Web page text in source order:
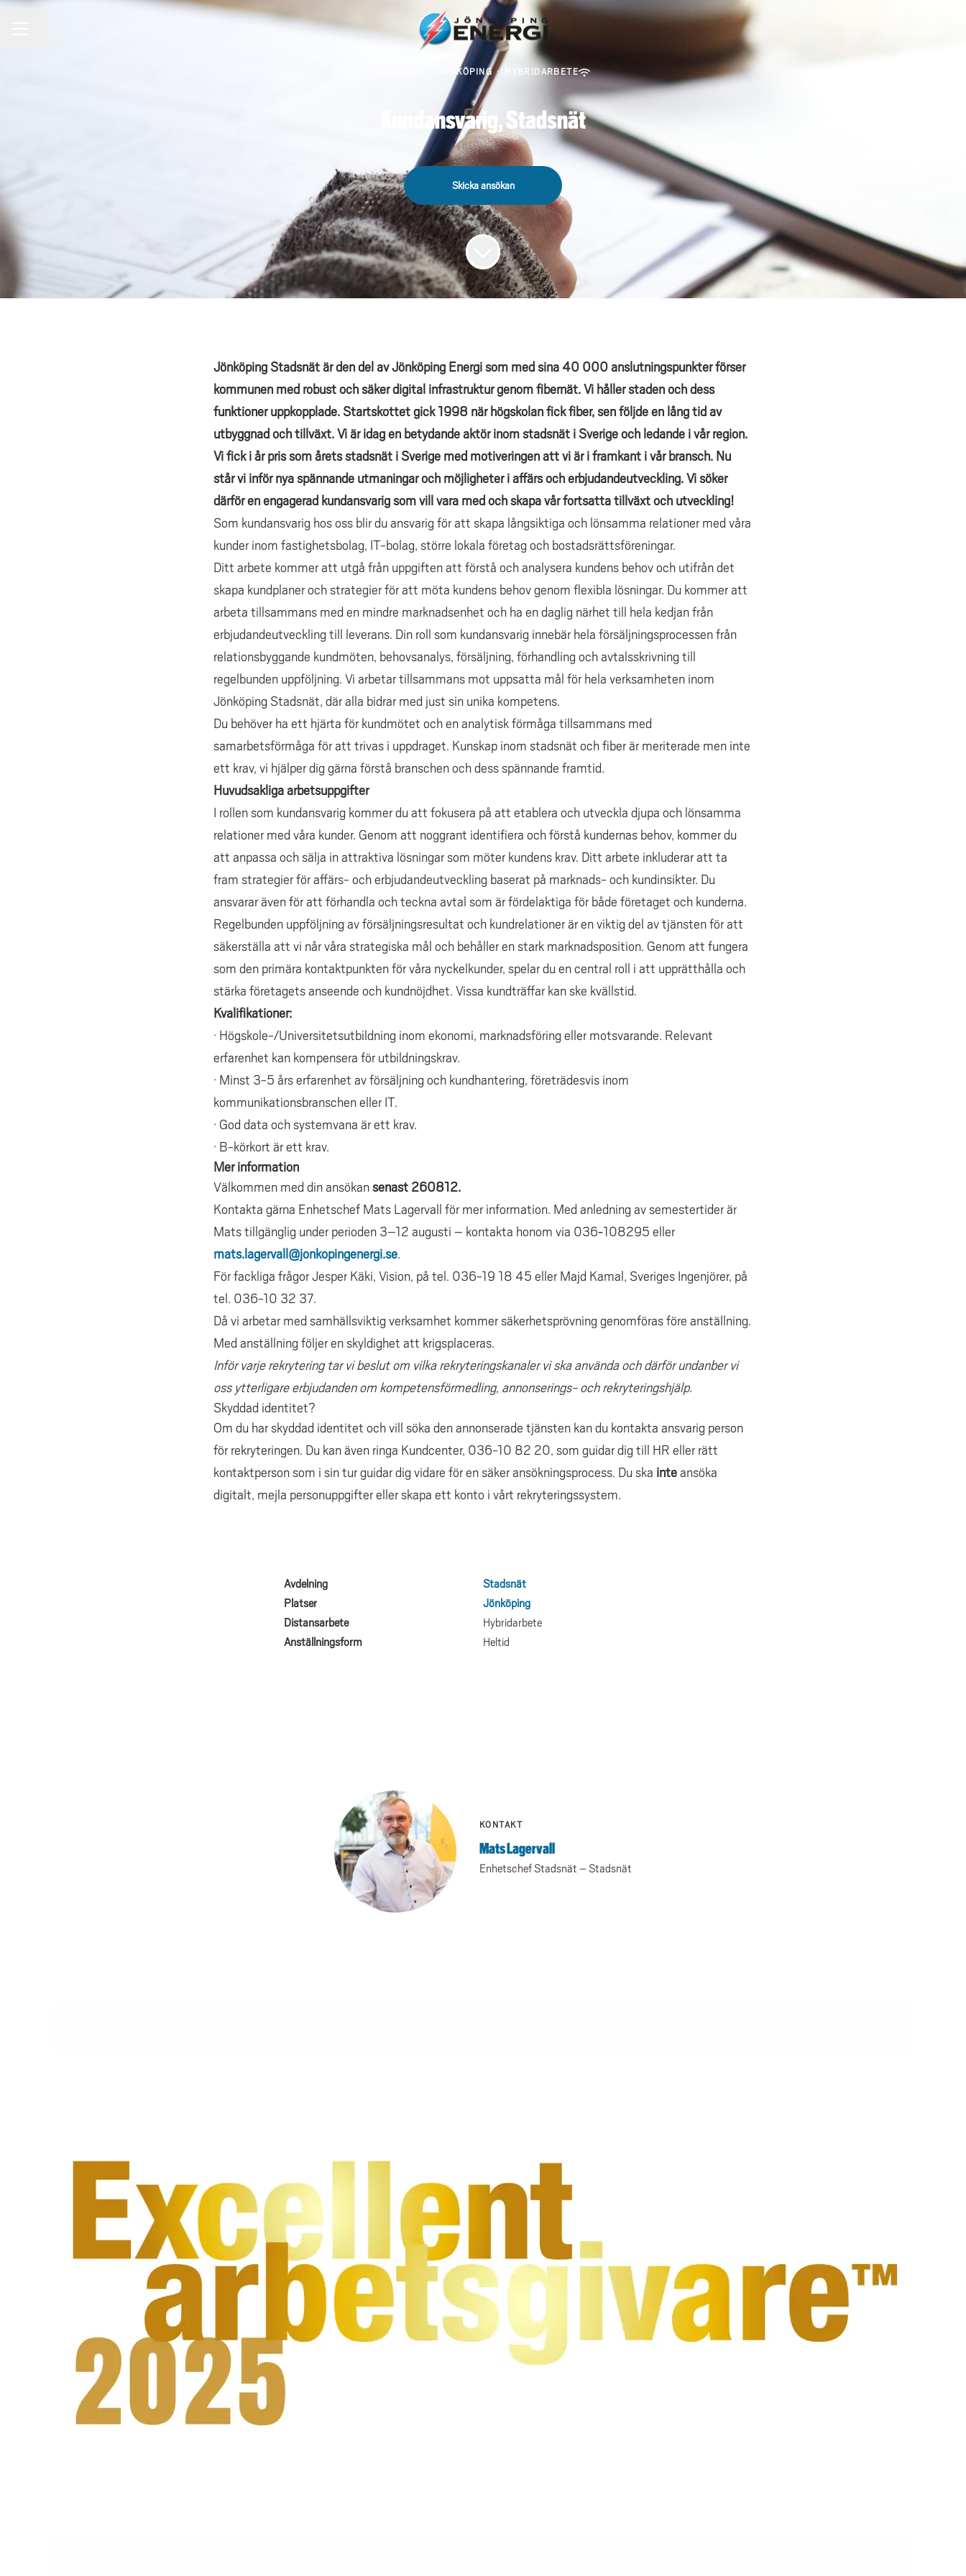
JÖNKÖPING · HYBRIDARBETE
Kundansvarig, Stadsnät
Skicka ansökan
Jönköping Stadsnät är den del av Jönköping Energi som med sina 40 000 anslutningspunkter förser
kommunen med robust och säker digital infrastruktur genom fibernät. Vi håller staden och dess
funktioner uppkopplade. Startskottet gick 1998 när högskolan fick fiber, sen följde en lång tid av
utbyggnad och tillväxt. Vi är idag en betydande aktör inom stadsnät i Sverige och ledande i vår region.
Vi fick i år pris som årets stadsnät i Sverige med motiveringen att vi är i framkant i vår bransch. Nu
står vi inför nya spännande utmaningar och möjligheter i affärs och erbjudandeutveckling. Vi söker
därför en engagerad kundansvarigsom vill vara med och skapa vår fortsatta tillväxt och utveckling!
Som kundansvarig hos oss blir du ansvarig för att skapa långsiktiga och lönsamma relationer med våra
kunder inom fastighetsbolag, IT-bolag, större lokala företag och bostadsrättsföreningar.
Ditt arbete kommer att utgå från uppgiften att förstå och analysera kundens behov och utifrån det
skapa kundplaner och strategier för att möta kundens behov genom flexibla lösningar. Du kommer att
arbeta tillsammans med en mindre marknadsenhet och ha en daglig närhet till hela kedjan från
erbjudandeutveckling till leverans. Din roll som kundansvarig innebär hela försäljningsprocessen från
relationsbyggande kundmöten, behovsanalys, försäljning, förhandling och avtalsskrivning till
regelbunden uppföljning. Vi arbetar tillsammans mot uppsatta mål för hela verksamheten inom
Jönköping Stadsnät, där alla bidrar med just sin unika kompetens.
Du behöver ha ett hjärta för kundmötet och en analytisk förmåga tillsammans med
samarbetsförmåga för att trivas i uppdraget. Kunskap inom stadsnät och fiber är meriterade men inte
ett krav, vi hjälper dig gärna förstå branschen och dess spännande framtid.
Huvudsakliga arbetsuppgifter
I rollen som kundansvarig kommer du att fokusera på att etablera och utveckla djupa och lönsamma
relationer med våra kunder. Genom att noggrant identifiera och förstå kundernas behov, kommer du
att anpassa och sälja in attraktiva lösningar som möter kundens krav. Ditt arbete inkluderar att ta
fram strategier för affärs- och erbjudandeutveckling baserat på marknads- och kundinsikter. Du
ansvarar även för att förhandla och teckna avtal som är fördelaktiga för både företaget och kunderna.
Regelbunden uppföljning av försäljningsresultat och kundrelationer är en viktig del av tjänsten för att
säkerställa att vi når våra strategiska mål och behåller en stark marknadsposition. Genom att fungera
som den primära kontaktpunkten för våra nyckelkunder, spelar du en central roll i att upprätthålla och
stärka företagets anseende och kundnöjdhet. Vissa kundträffar kan ske kvällstid.
Kvalifikationer:
· Högskole-/Universitetsutbildning inom ekonomi, marknadsföring eller motsvarande. Relevant
erfarenhet kan kompensera för utbildningskrav.
· Minst 3-5 års erfarenhet av försäljning och kundhantering, företrädesvis inom
kommunikationsbranschen eller IT.
· God data och systemvana är ett krav.
· B-körkort är ett krav.
Mer information
Välkommen med din ansökansenast 260812.
Kontakta gärna Enhetschef Mats Lagervall för mer information. Med anledning av semestertider är
Mats tillgänglig under perioden 3–12 augusti – kontakta honom via 036‑108295 eller
mats.lagervall@jonkopingenergi.se.
För fackliga frågor Jesper Käki, Vision, på tel. 036-19 18 45 eller Majd Kamal, Sveriges Ingenjörer, på
tel. 036-10 32 37.
Då vi arbetar med samhällsviktig verksamhet kommer säkerhetsprövning genomföras före anställning.
Med anställning följer en skyldighet att krigsplaceras.
Inför varje rekrytering tar vi beslut om vilka rekryteringskanaler vi ska använda och därför undanber vi
oss ytterligare erbjudanden om kompetensförmedling, annonserings- och rekryteringshjälp.
Skyddad identitet?
Om du har skyddad identitet och vill söka den annonserade tjänsten kan du kontakta ansvarig person
för rekryteringen. Du kan även ringa Kundcenter, 036-10 82 20, som guidar dig till HR eller rätt
kontaktperson som i sin tur guidar dig vidare för en säker ansökningsprocess. Du ska inteansöka
digitalt, mejla personuppgifter eller skapa ett konto i vårt rekryteringssystem.
Avdelning
Stadsnät
Platser
Jönköping
Distansarbete
Hybridarbete
Anställningsform
Heltid
KONTAKT
Mats Lagervall
Enhetschef Stadsnät – Stadsnät